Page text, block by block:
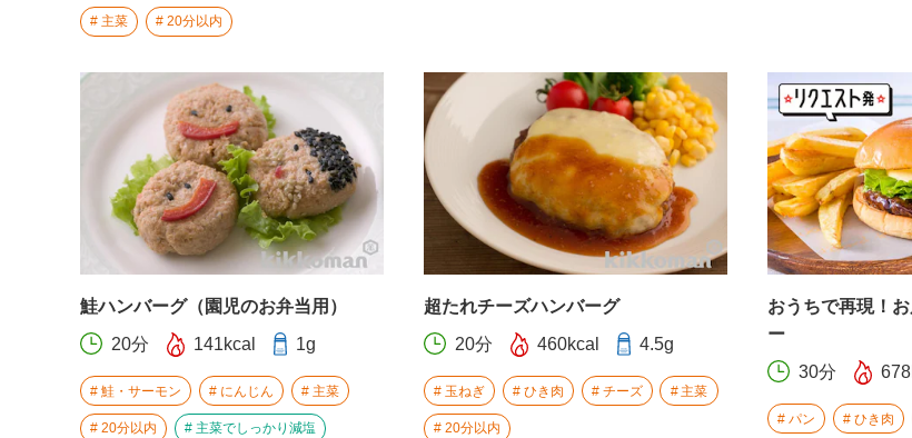
主菜 20分以内
鮭ハンバーグ（園児のお弁当用）
20分 141kcal 1g
鮭・サーモン にんじん 主菜
20分以内 主菜でしっかり減塩
超たれチーズハンバーグ
20分 460kcal 4.5g
玉ねぎ ひき肉 チーズ 主菜
20分以内
おうちで再現！
ー
30分
パン ひき肉